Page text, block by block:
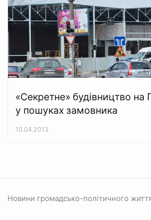
«Секретне» будівництво на
у пошуках замовника
10.04.2013
Новини громадсько-політичного